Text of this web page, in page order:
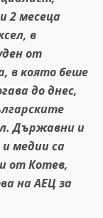
2 месеца
в
от
в която беше
до днес,
Държавни и
медии са
от Котев,
на АЕЦ за